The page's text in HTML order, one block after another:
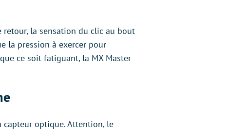
retour, la sensation du clic au bout
la pression à exercer pour
ce soit fatiguant, la MX Master
capteur optique. Attention, le